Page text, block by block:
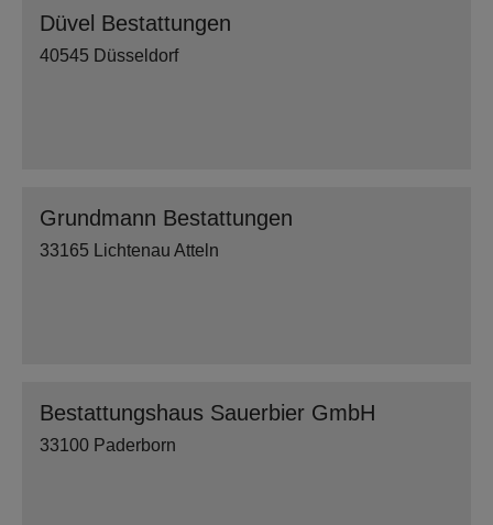
Düvel Bestattungen
40545 Düsseldorf
Grundmann Bestattungen
33165 Lichtenau Atteln
Bestattungshaus Sauerbier GmbH
33100 Paderborn